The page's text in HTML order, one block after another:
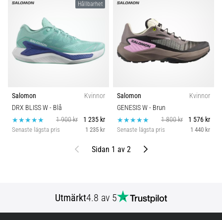
Hållbarhet
Salomon
Kvinnor
DRX BLISS W- Blå
1 900 kr
1 235 kr
Senaste lägsta pris 1 235 kr
Salomon
Kvinnor
GENESIS W- Brun
1 800 kr
1 576 kr
Senaste lägsta pris 1 440 kr
Föregående
Sidan 1 av 2 Nästa
Utmärkt4.8 av 5